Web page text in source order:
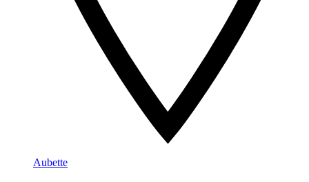
Aubette